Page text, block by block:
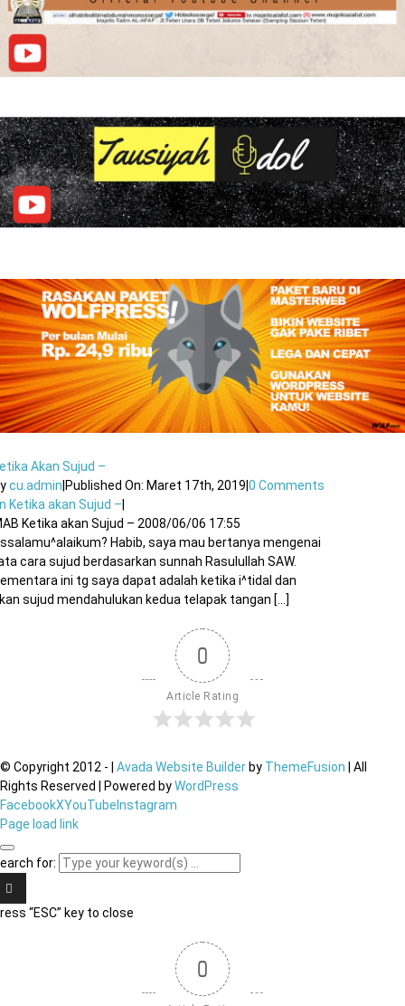
Akan Sujud –
cu.admin Published On: Maret 17th, 2019 |0 Comments
Ketika akan Sujud –
Ketika akan Sujud – 2008/06/06 17:55
Habib, saya mau bertanya mengenai
cara sujud berdasarkan sunnah Rasulullah SAW.
ini tg saya dapat adalah ketika i^tidal dan
sujud mendahulukan kedua telapak tangan [...]
0
Article Rating
© Copyright 2012 - Avada Website Builder by ThemeFusion | All
Rights Reserved | Powered byWordPress
FacebookXYouTube Instagram
Page load link
for:
“ESC” key to close
0